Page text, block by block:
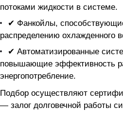
потоками жидкости в системе.
✔ Фанкойлы,
распределению охлажденного
✔ Автоматизированные
повышающие эффективность
энергопотребление.
Подбор осуществляют
— залог долговечной работы